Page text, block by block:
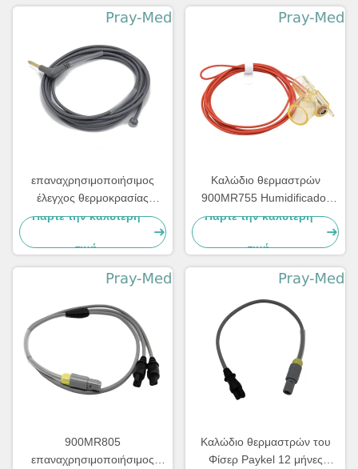
επαναχρησιμοποιήσιμος
έλεγχος θερμοκρασίας
καλωδίων θερμαστρών 3m
Φίσερ Paykel για παιδιατρικό
Πάρτε την καλύτερη
τιμή
Καλώδιο θερμαστρών
900MR755 Humidificador
Φίσερ Paykel με τον
Inspiratory σωλήνα 1.1m
Πάρτε την καλύτερη
τιμή
900MR805
επαναχρησιμοποιήσιμος
Καλώδιο θερμαστρών του
Φίσερ Paykel 12 μήνες